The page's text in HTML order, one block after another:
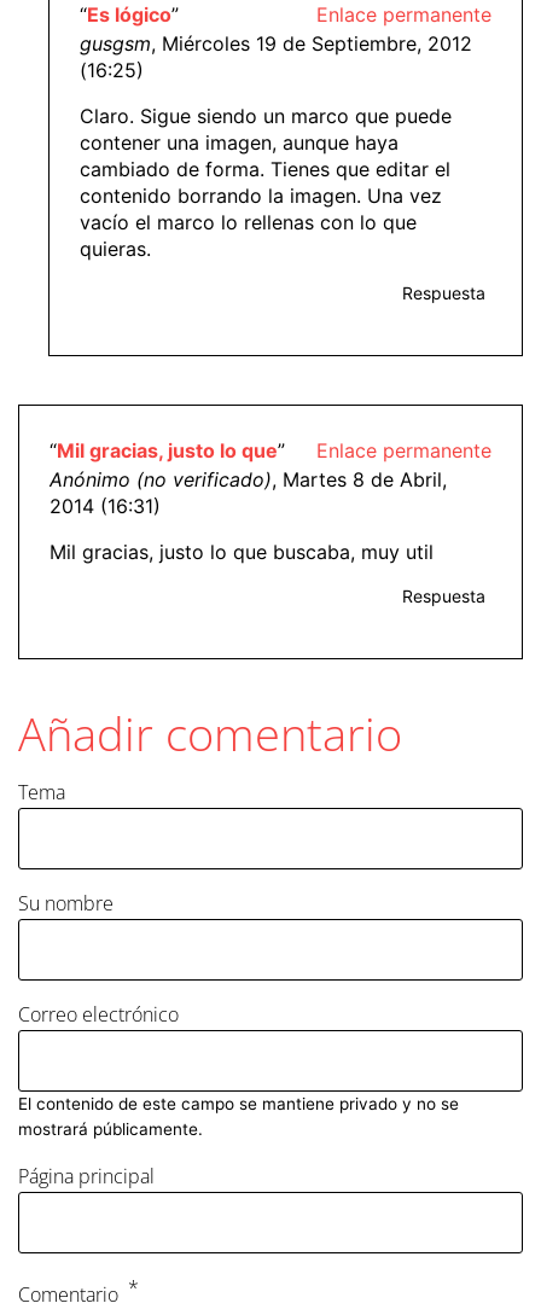
Enlace permanente
“Es lógico”
gusgsm, Miércoles 19 de Septiembre, 2012
(16:25)
Claro. Sigue siendo un marco que puede
contener una imagen, aunque haya
cambiado de forma. Tienes que editar el
contenido borrando la imagen. Una vez
vacío el marco lo rellenas con lo que
quieras.
Respuesta
Enlace permanente
“Mil gracias, justo lo que”
Anónimo (no verificado), Martes 8 de Abril,
2014 (16:31)
Mil gracias, justo lo que buscaba, muy util
Respuesta
Añadir comentario
Tema
Su nombre
Correo electrónico
El contenido de este campo se mantiene privado y no se
mostrará públicamente.
Página principal
Comentario